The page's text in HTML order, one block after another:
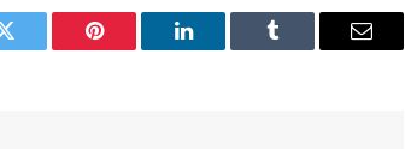
Twitter Pinterest LinkedIn Tumblr Email